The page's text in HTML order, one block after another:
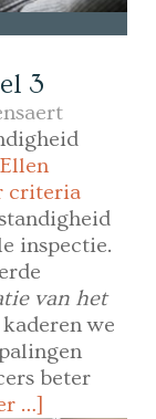
3
Ellen
criteria
inspectie.
van het
we
beter
…]